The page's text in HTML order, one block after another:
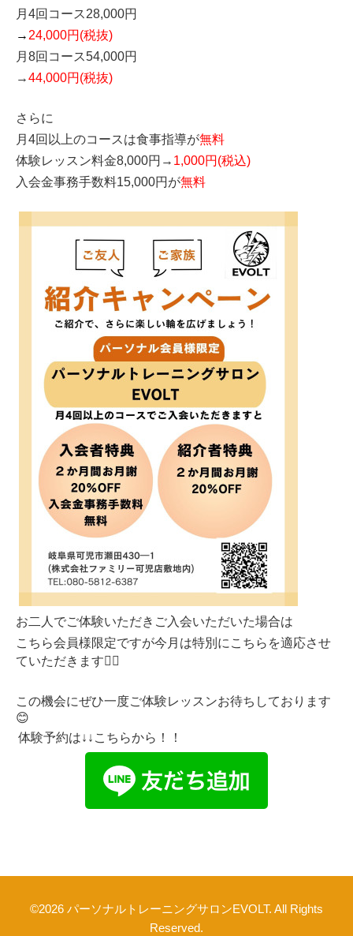
月4回コース28,000円
→ 24,000円(税抜)
月8回コース54,000円
→44,000円(税抜)
さらに
月4回以上のコースは食事指導が無料
体験レッスン料金8,000円→ 1,000円(税込)
入会金事務手数料15,000円が無料
お二人でご体験いただき ご入会いただいた場合は
こちら会員様限定ですが今月は特別にこちらを適応させ
ていただきます🙇‍♂️
この機会にぜひ一度ご体験レッスンお待ちしております
😊
体験予約は↓↓こちらから！！
©2026 パーソナルトレーニングサロンEVOLT. All Rights
Reserved.